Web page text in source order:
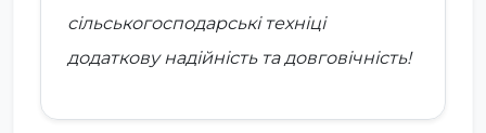
сільськогосподарські техніці
додаткову надійність та довговічність!